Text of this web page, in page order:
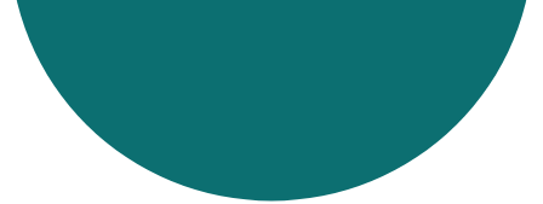
Ana Sayfa
Hizmetlerimiz
Hizmet Bölgelerimiz
Karayolu